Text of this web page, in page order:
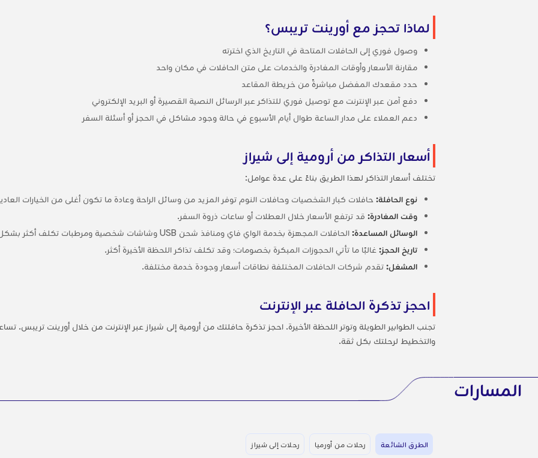
لماذا تحجز مع أورينت تريبس؟
وصول فوري إلى الحافلات المتاحة في التاريخ الذي اخترته
مقارنة الأسعار وأوقات المغادرة والخدمات على متن الحافلات في مكان واحد
حدد مقعدك المفضل مباشرةً من خريطة المقاعد
دفع آمن عبر الإنترنت مع توصيل فوري للتذاكر عبر الرسائل النصية القصيرة أو البريد الإلكتروني
دعم العملاء على مدار الساعة طوال أيام الأسبوع في حالة وجود مشاكل في الحجز أو أسئلة السفر
أسعار التذاكر من أرومية إلى شيراز
تختلف أسعار التذاكر لهذا الطريق بناءً على عدة عوامل:
نوع الحافلة: حافلات كبار الشخصيات وحافلات النوم توفر المزيد من وسائل الراحة وعادة ما تكون أغلى من الخيارات
وقت المغادرة: قد ترتفع الأسعار خلال العطلات أو ساعات ذروة السفر.
الوسائل المساعدة: الحافلات المجهزة بخدمة الواي فاي ومنافذ شحن USB وشاشات شخصية ومرطبات تكلف أكثر بشكل عام.
تاريخ الحجز: غالبًا ما تأتي الحجوزات المبكرة بخصومات؛ وقد تكلف تذاكر اللحظة الأخيرة أكثر.
المشغل: تقدم شركات الحافلات المختلفة نطاقات أسعار وجودة خدمة مختلفة.
احجز تذكرة الحافلة عبر الإنترنت
تجنب الطوابير الطويلة وتوتر اللحظة الأخيرة. احجز تذكرة حافلتك من أرومية إلى شيراز عبر الإنترنت من خلال أورينت تريبس.
والتخطيط لرحلتك بكل ثقة.
المسارات
الطرق الشائعة رحلات من أورميا رحلات إلى شيراز